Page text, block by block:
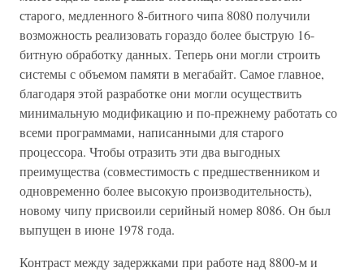
старого, медленного 8-битного чипа 8080 получили
возможность реализовать гораздо более быструю 16-
битную обработку данных. Теперь они могли строить
системы с объемом памяти в мегабайт. Самое главное,
благодаря этой разработке они могли осуществить
минимальную модификацию и по-прежнему работать со
всеми программами, написанными для старого
процессора. Чтобы отразить эти два выгодных
преимущества (совместимость с предшественником и
одновременно более высокую производительность),
новому чипу присвоили серийный номер 8086. Он был
выпущен в июне 1978 года.
Контраст между задержками при работе над 8800-м и